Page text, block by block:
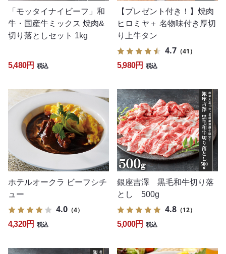
「モッタイナイビーフ」和
牛・国産牛ミックス 焼肉&
切り落としセット 1kg
5,480円 税込
【プレゼント付き！】焼肉
ヒロミヤ＋ 名物味付き厚切
り上牛タン
4.7 （41）
5,980円 税込
ホテルオークラ ビーフシチ
ュー
4.0 （4）
4,320円 税込
銀座吉澤 黒毛和牛切り落
とし 500g
4.8 （12）
5,000円 税込